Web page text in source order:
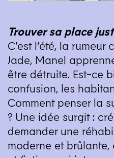
Trouver sa place
C’est l’été, la rumeur
Jade, Manel
être détruite. Est-ce
confusion, les
Comment penser la
? Une idée surgit :
demander une
moderne et